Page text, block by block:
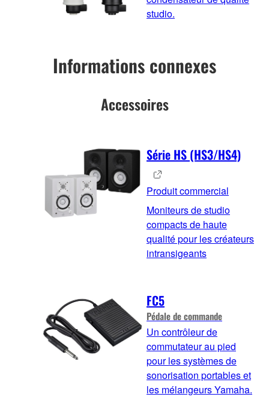
studio.
Informations connexes
Accessoires
Série HS (HS3/HS4)
Produit commercial
Moniteurs de studio
compacts de haute
qualité pour les créateurs
intransigeants
FC5
Pédale de commande
Un contrôleur de
commutateur au pied
pour les systèmes de
sonorisation portables et
les mélangeurs Yamaha.